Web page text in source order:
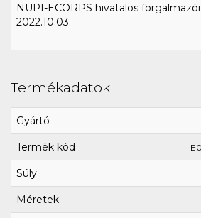
NUPI-ECORPS hivatalos
2022.10.03.
Termékadatok
Gyártó
Termék kód
Súly
Méretek